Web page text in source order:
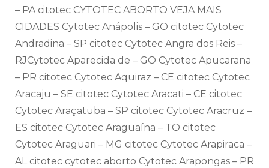
– PA citotec CYTOTEC ABORTO VEJA MAIS
CIDADES Cytotec Anápolis – GO citotec Cytotec
Andradina – SP citotec Cytotec Angra dos Reis –
RJCytotec Aparecida de – GO Cytotec Apucarana
– PR citotec Cytotec Aquiraz – CE citotec Cytotec
Aracaju – SE citotec Cytotec Aracati – CE citotec
Cytotec Araçatuba – SP citotec Cytotec Aracruz –
ES citotec Cytotec Araguaína – TO citotec
Cytotec Araguari – MG citotec Cytotec Arapiraca –
AL citotec cytotec aborto Cytotec Arapongas – PR